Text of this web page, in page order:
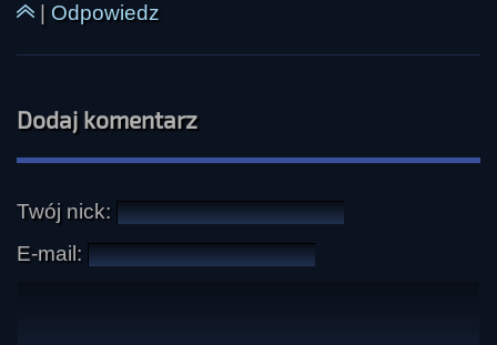
Odpowiedz
Dodaj komentarz
Twój nick:
E-mail: